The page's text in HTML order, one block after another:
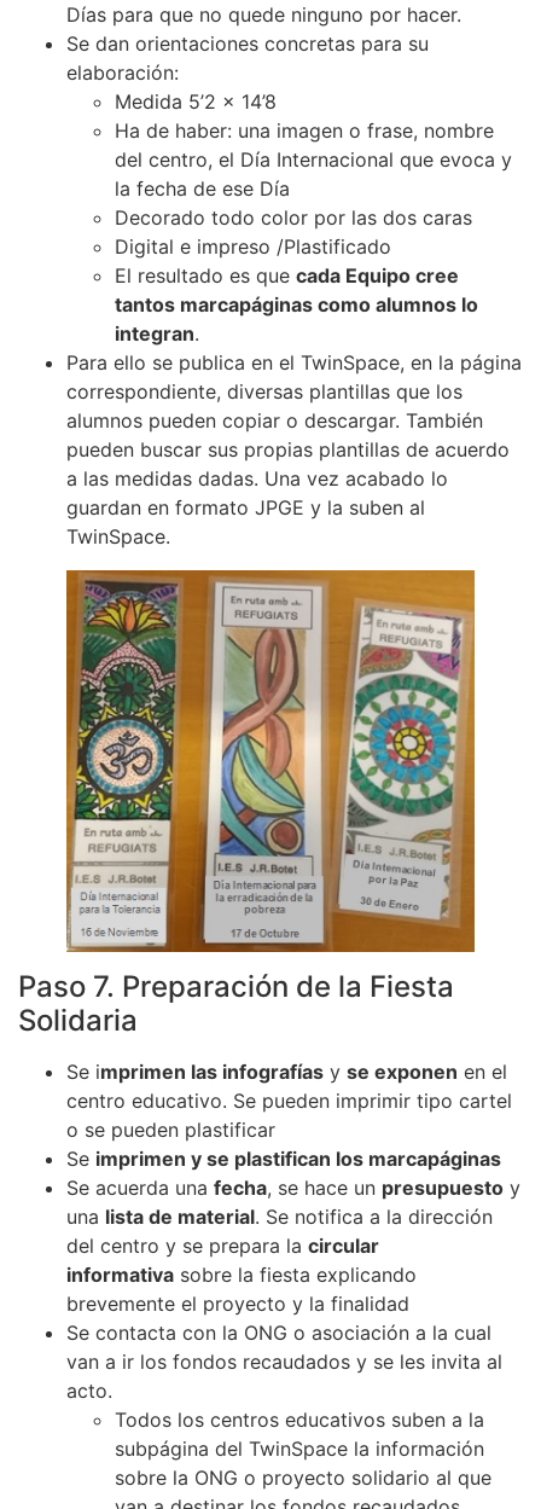
Días para que no quede ninguno por hacer.
Se dan orientaciones concretas para su
elaboración:
Medida 5’2 x 14’8
Ha de haber: una imagen o frase, nombre
del centro, el Día Internacional que evoca y
la fecha de ese Día
Decorado todo color por las dos caras
Digital e impreso /Plastificado
El resultado es que cada Equipo cree
tantos marcapáginas como alumnos lo
integran.
Para ello se publica en el TwinSpace, en la página
correspondiente, diversas plantillas que los
alumnos pueden copiar o descargar. También
pueden buscar sus propias plantillas de acuerdo
a las medidas dadas. Una vez acabado lo
guardan en formato JPGE y la suben al
TwinSpace.
Paso 7. Preparación de la Fiesta
Solidaria
Se imprimen las infografías y se exponen en el
centro educativo. Se pueden imprimir tipo cartel
o se pueden plastificar
Se imprimen y se plastifican los marcapáginas
Se acuerda una fecha, se hace un presupuesto y
una lista de material. Se notifica a la dirección
del centro y se prepara la circular
informativa sobre la fiesta explicando
brevemente el proyecto y la finalidad
Se contacta con la ONG o asociación a la cual
van a ir los fondos recaudados y se les invita al
acto.
Todos los centros educativos suben a la
subpágina del TwinSpace la información
sobre la ONG o proyecto solidario al que